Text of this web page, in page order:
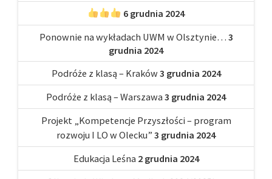
6 grudnia 2024
Ponownie na wykładach UWM w Olsztynie… 3
grudnia 2024
Podróże z klasą – Kraków 3 grudnia 2024
Podróże z klasą – Warszawa 3 grudnia 2024
Projekt „Kompetencje Przyszłości – program
rozwoju I LO w Olecku” 3 grudnia 2024
Edukacja Leśna 2 grudnia 2024